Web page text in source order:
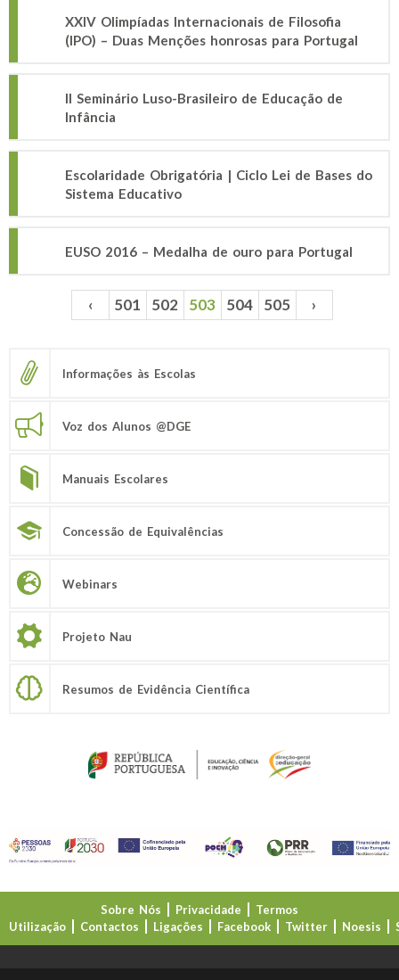
XXIV Olimpíadas Internacionais de Filosofia
(IPO) – Duas Menções honrosas para Portugal
II Seminário Luso-Brasileiro de Educação de
Infância
Escolaridade Obrigatória | Ciclo Lei de Bases do
Sistema Educativo
EUSO 2016 – Medalha de ouro para Portugal
Páginas ‹ 501 502 503 504 505 ›
Informações às Escolas
Voz dos Alunos @DGE
Manuais Escolares
Concessão de Equivalências
Webinars
Projeto Nau
Resumos de Evidência Científica
Sobre Nós Privacidade
Termos
Utilização
Contactos Ligações Facebook Twitter Noesis